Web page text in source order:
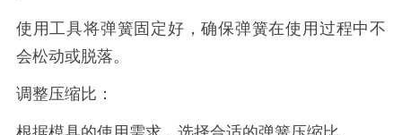
使用工具将弹簧固定好，确保弹簧在使用过程中不
会松动或脱落。
调整压缩比：